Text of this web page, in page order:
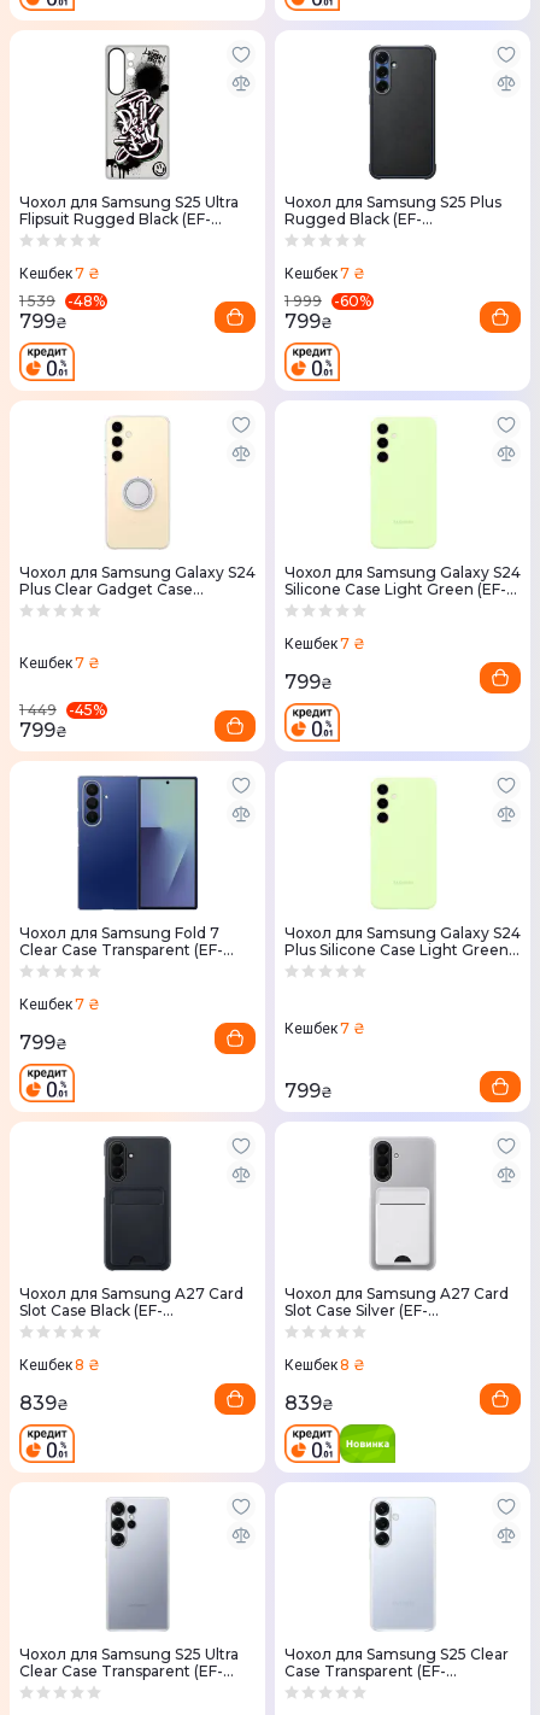
Чохол для Samsung S25 Ultra
Flipsuit Rugged Black (EF-
JS938CBEGWW)
Кешбек7 ₴
1 539
-48%
799₴
Чохол для Samsung S25 Plus
Rugged Black (EF-
RS936CBEGWW)
Кешбек7 ₴
1 999
-60%
799₴
Чохол для Samsung Galaxy S24
Plus Clear Gadget Case
Transparent (EF-
Кешбек7 ₴
1 449 -45%
799₴
Чохол для Samsung Galaxy S24
Silicone Case Light Green (EF-
PS921TGEGWW)
Кешбек7 ₴
799₴
Чохол для Samsung Fold 7
Clear Case Transparent (EF-
AF966CTEGUA)
Кешбек7 ₴
799₴
Чохол для Samsung Galaxy S24
Plus Silicone Case Light Green
(EF-PS926TGEGWW)
Кешбек7 ₴
799₴
Чохол для Samsung A27 Card
Slot Case Black (EF-
OA276TBEGWW)
Кешбек8 ₴
839₴
Чохол для Samsung A27 Card
Slot Case Silver (EF-
OA276TJEGWW)
Кешбек8 ₴
839₴
Чохол для Samsung S25 Ultra
Clear Case Transparent (EF-
QS938CTEGWW)
Чохол для Samsung S25 Clear
Case Transparent (EF-
QS931CTEGWW)